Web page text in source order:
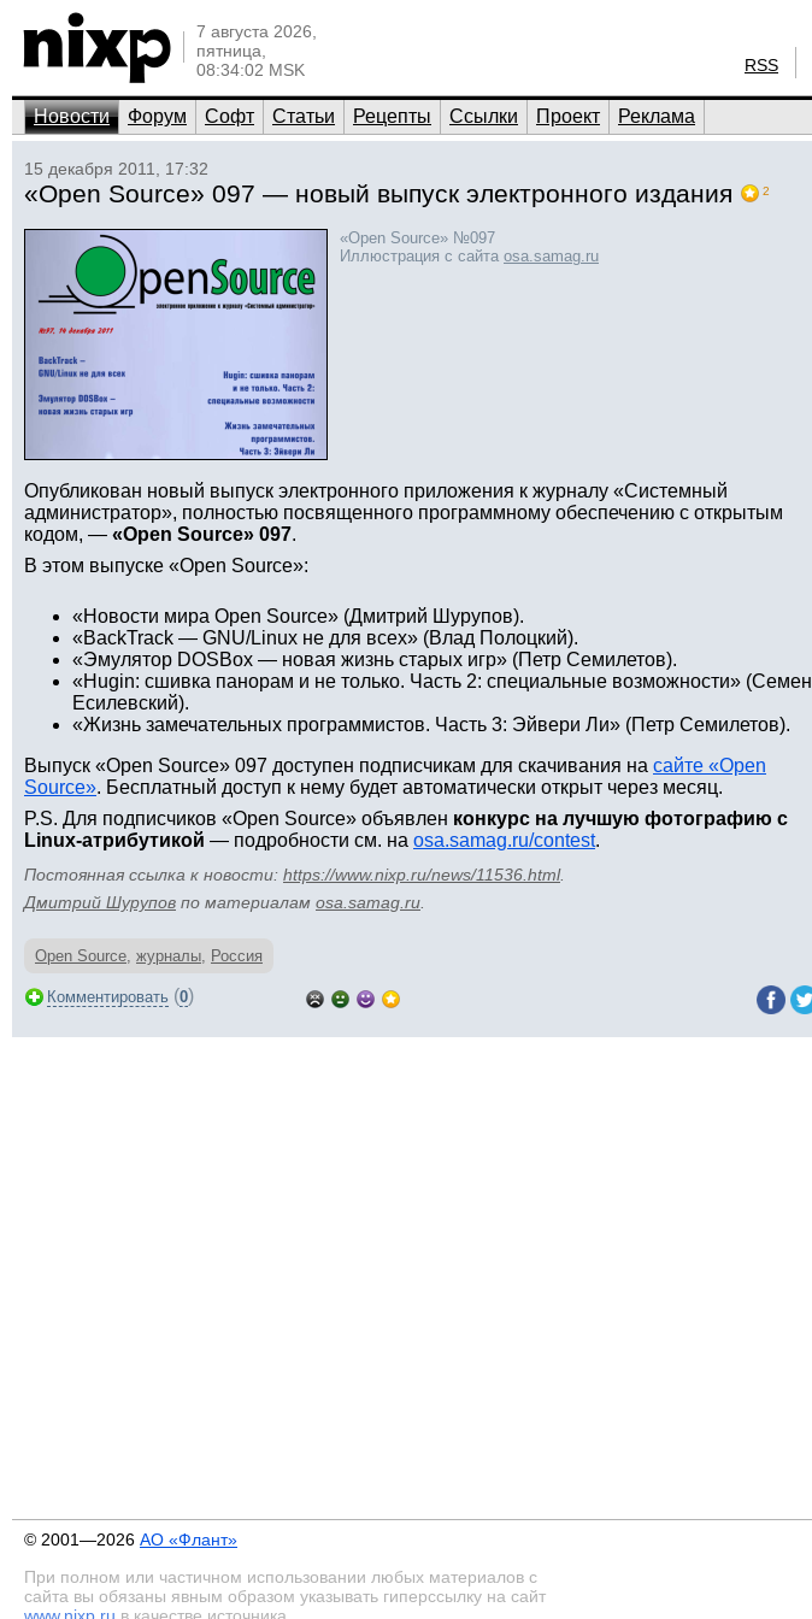
7 августа 2026,
пятница,
08:34:02 MSK
RSS
Новости Форум Софт Статьи Рецепты Ссылки Проект Реклама
15 декабря 2011, 17:32
«Open Source» 097 — новый выпуск электронного издания 2
«Open Source» №097
Иллюстрация с сайта osa.samag.ru
Опубликован новый выпуск электронного приложения к журналу «Системный
администратор», полностью посвященного программному обеспечению с открытым
кодом, — «Open Source» 097.
В этом выпуске «Open Source»:
«Новости мира Open Source» (Дмитрий Шурупов).
«BackTrack — GNU/Linux не для всех» (Влад Полоцкий).
«Эмулятор DOSBox — новая жизнь старых игр» (Петр Семилетов).
«Hugin: сшивка панорам и не только. Часть 2: специальные возможности» (Семен
Есилевский).
«Жизнь замечательных программистов. Часть 3: Эйвери Ли» (Петр Семилетов).
Выпуск «Open Source» 097 доступен подписчикам для скачивания на сайте «Open
Source». Бесплатный доступ к нему будет автоматически открыт через месяц.
P.S. Для подписчиков «Open Source» объявлен конкурс на лучшую фотографию с
Linux-атрибутикой — подробности см. на osa.samag.ru/contest.
Постоянная ссылка к новости: https://www.nixp.ru/news/11536.html.
Дмитрий Шурупов по материалам osa.samag.ru
Open Source, журналы, Россия
Комментировать (0)
© 2001—2026 АО «Флант»
При полном или частичном использовании любых материалов с
сайта вы обязаны явным образом указывать гиперссылку на сайт